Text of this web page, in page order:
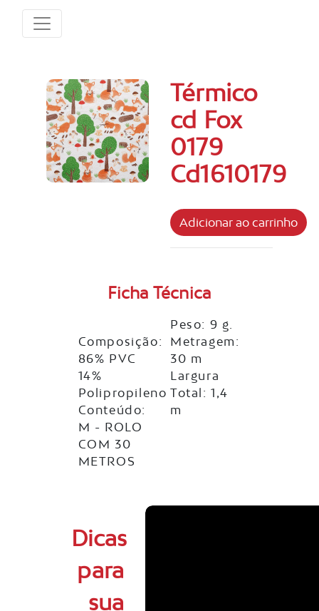
Térmico
cd Fox
0179
Cd1610179
Ficha Técnica
Composição:
86% PVC
14%
Polipropileno
Conteúdo:
M - ROLO
COM 30
METROS
Peso: 9 g.
Metragem:
30 m
Largura
Total: 1,4
m
Dicas
para
sua